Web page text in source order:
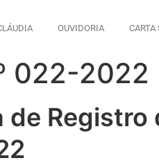
OUVIDORIA CARTA
022-2022
de Registro